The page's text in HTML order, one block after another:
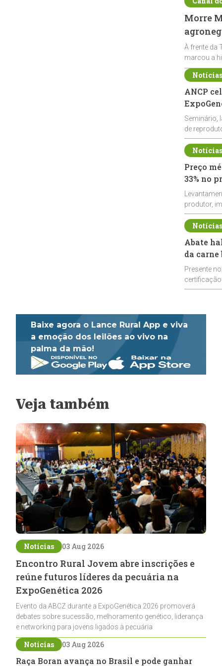
Morre
À frente da
marcou a
ANCP
Seminário,
de
durante a
Preço
33% no
produtor,
de leite cru
Abate
da
Presente
Baixe agora o Lance Rural App e viva
a emoção dos leilões ao vivo na
palma da mão!
Veja também
Notícias 03 Aug 2026
Encontro Rural Jovem abre inscrições e
reúne futuros líderes da pecuária na
ExpoGenética 2026
Evento da ABCZ durante a ExpoGenética 2026 promoverá
debates sobre sucessão, melhoramento genético, liderança
e networking para jovens ligados à pecuária
Notícias 03 Aug 2026
Raça Boran avança no Brasil e pode ganhar